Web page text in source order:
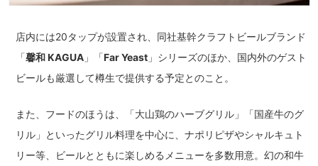
店内には20タップが設置され、同社基幹クラフトビールブランド
「馨和 KAGUA 」「Far Yeast 」シリーズのほか、国内外のゲスト
ビールも厳選して樽生で提供する予定とのこと。
また、フードのほうは、「大山鶏のハーブグリル」「国産牛のグ
リル」といったグリル料理を中心に、ナポリピザやシャルキュト
リー等、ビールとともに楽しめるメニューを多数用意。幻の和牛